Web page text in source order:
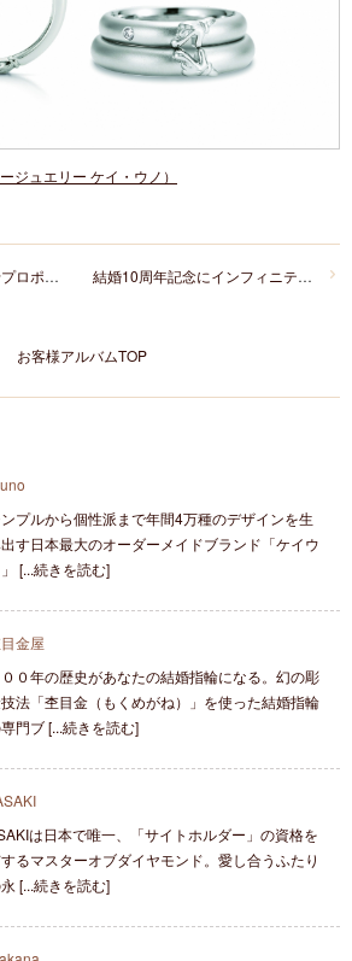
ジュエリー ケイ・ウノ）
結婚10周年記念にインフィニティラブの「Should」を重ね付け用にお持ちくださいました！
のアステリズム
お客様アルバムTOP
プルから個性派まで年間4万種のデザインを生
す日本最大のオーダーメイドブランド「ケイウ
」 [...続きを読む]
金屋
００年の歴史があなたの結婚指輪になる。幻の彫
法「杢目金（もくめがね）」を使った結婚指輪
門ブ [...続きを読む]
は日本で唯一、「サイトホルダー」の資格を
るマスターオブダイヤモンド。愛し合うふたり
[...続きを読む]